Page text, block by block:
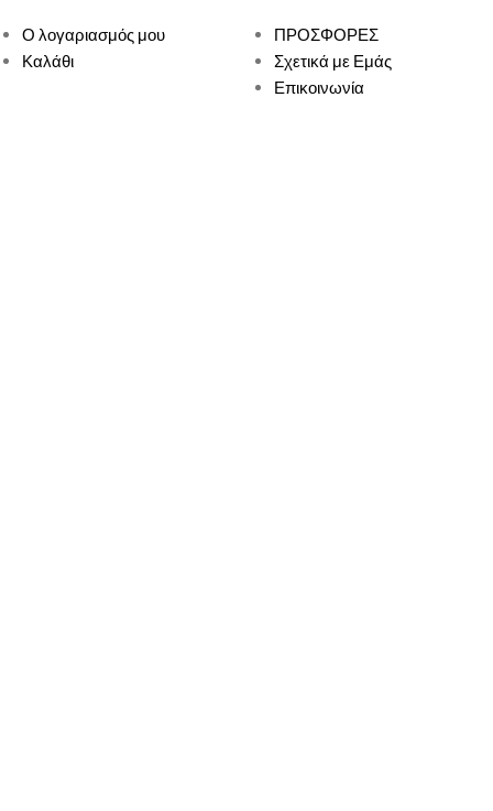
Ο λογαριασμός μου
Καλάθι
ΠΡΟΣΦΟΡΕΣ
Σχετικά με Εμάς
Επικοινωνία